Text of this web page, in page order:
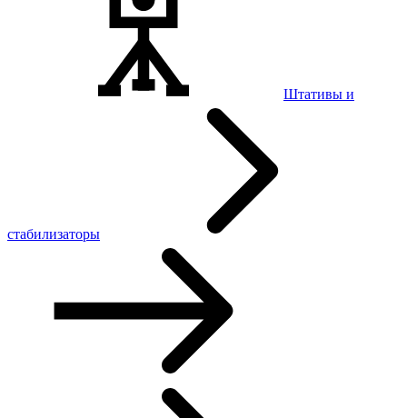
Штативы и
стабилизаторы